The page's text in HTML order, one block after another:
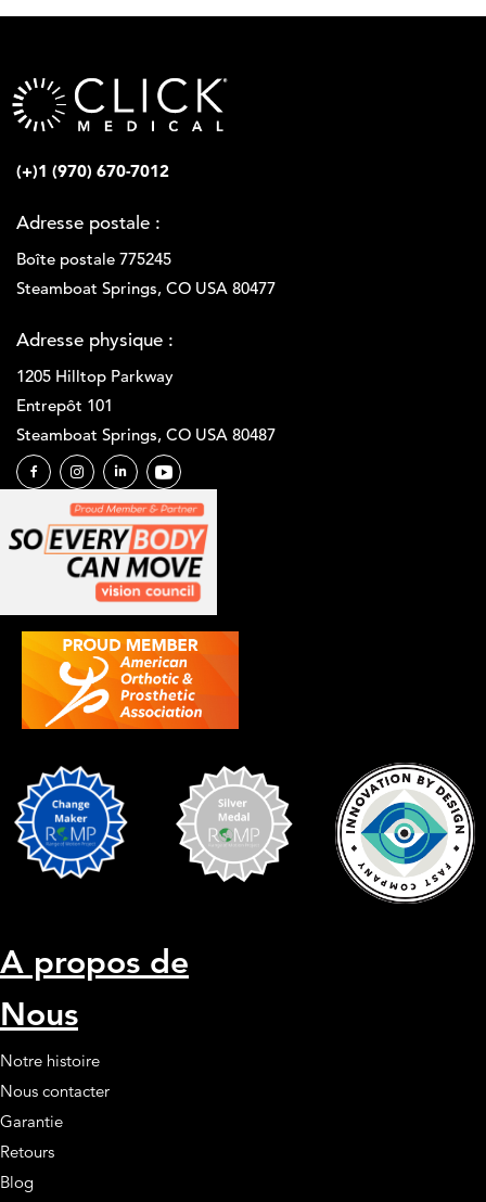
(+)1 (970) 670-7012
Adresse postale :
Boîte postale 775245
Steamboat Springs, CO USA 80477
Adresse physique :
1205 Hilltop Parkway
Entrepôt 101
Steamboat Springs, CO USA 80487
A propos de
Nous
Notre histoire
Nous contacter
Garantie
Retours
Blog